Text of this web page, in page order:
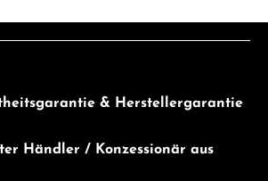
& Herstellergarantie
Händler / Konzessionär aus